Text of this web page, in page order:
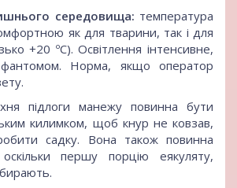
середовища: температура
як для тварини, так і для
+20 ºС). Освітлення інтенсивне,
Норма, якщо оператор
підлоги манежу повинна бути
килимком, щоб кнур не ковзав,
садку. Вона також повинна
першу порцію еякуляту,